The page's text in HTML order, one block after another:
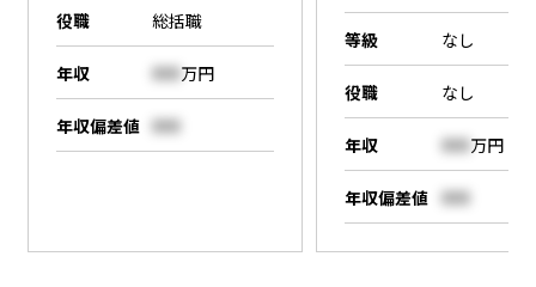
役職 総括職
年収 000万円
年収偏差値 000
等級 なし
役職 なし
年収 000万円
年収偏差値 000